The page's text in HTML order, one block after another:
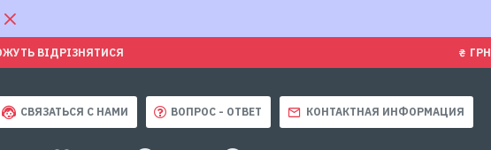
ВІДРІЗНЯТИСЯ ₴ ГРН
СВЯЗАТЬСЯ С НАМИ ВОПРОС - ОТВЕТ КОНТАКТНАЯ ИНФОРМАЦИЯ